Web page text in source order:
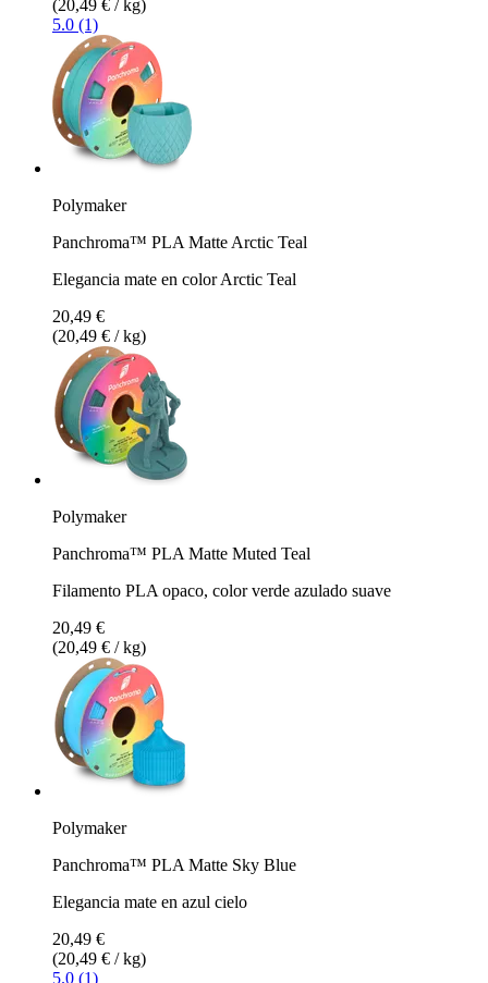
(20,49 € / kg)
5.0 (1)
Polymaker
Panchroma™ PLA Matte Arctic Teal
Elegancia mate en color Arctic Teal
20,49 €
(20,49 € / kg)
Polymaker
Panchroma™ PLA Matte Muted Teal
Filamento PLA opaco, color verde azulado suave
20,49 €
(20,49 € / kg)
Polymaker
Panchroma™ PLA Matte Sky Blue
Elegancia mate en azul cielo
20,49 €
(20,49 € / kg)
5.0 (1)